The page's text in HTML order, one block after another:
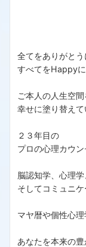
全てをありがとう
すべてをHappy
ご本人の人生空間
幸せに塗り替えて
２３年目の
プロの心理カウ
脳認知学、心理学
そしてコミュニ
マヤ暦や個性心
あなたを本来の豊